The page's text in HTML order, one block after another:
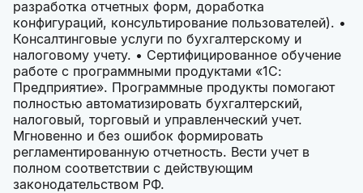
разработка отчетных форм, доработка
конфигураций, консультирование пользователей). •
Консалтинговые услуги по бухгалтерскому и
налоговому учету. • Сертифицированное обучение
работе с программными продуктами «1С:
Предприятие». Программные продукты помогают
полностью автоматизировать бухгалтерский,
налоговый, торговый и управленческий учет.
Мгновенно и без ошибок формировать
регламентированную отчетность. Вести учет в
полном соответствии с действующим
законодательством РФ.